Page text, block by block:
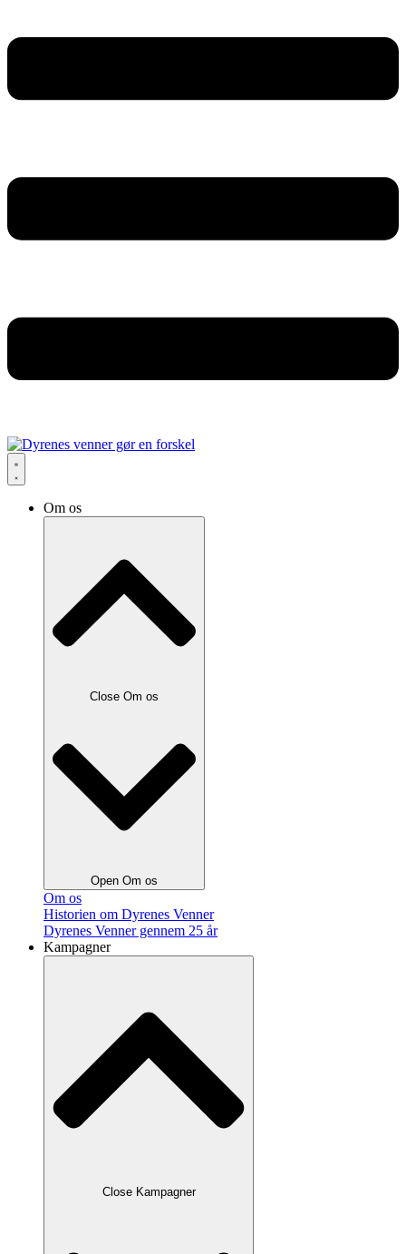
Om os
Close Om os
Open Om os
Om os
Historien om Dyrenes Venner
Dyrenes Venner gennem 25 år
Kampagner
Close Kampagner